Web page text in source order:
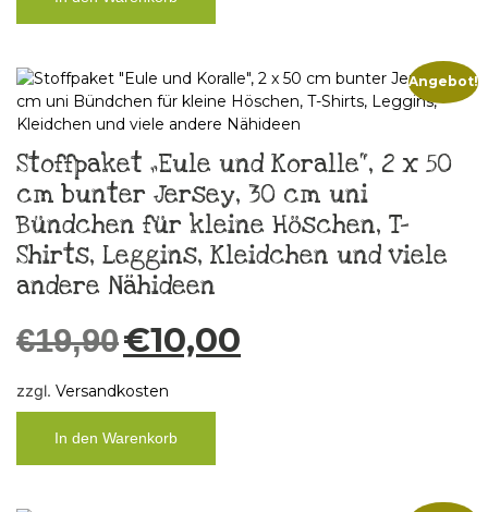
Angebot!
Stoffpaket „Eule und Koralle“, 2 x 50
cm bunter Jersey, 30 cm uni
Bündchen für kleine Höschen, T-
Shirts, Leggins, Kleidchen und viele
andere Nähideen
€19,90€10,00
zzgl. Versandkosten
In den Warenkorb